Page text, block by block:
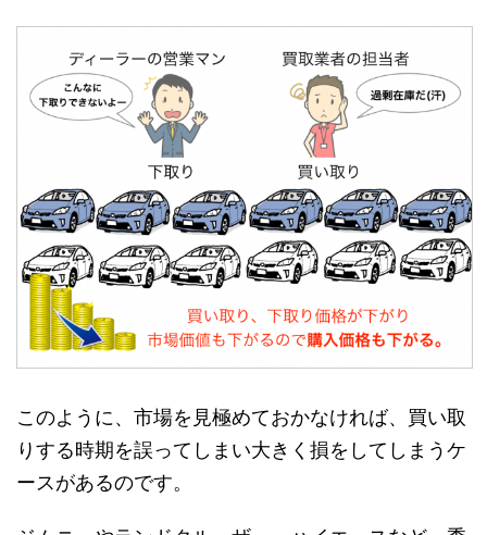
このように、市場を見極めておかなければ、買い取
りする時期を誤ってしまい大きく損をしてしまうケ
ースがあるのです。